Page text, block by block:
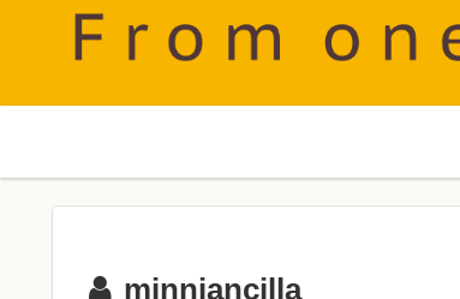
minniancilla